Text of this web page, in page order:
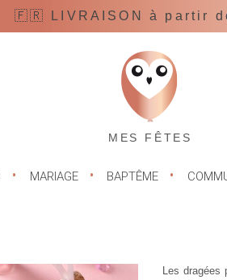
🇫🇷 LIVRAISON à partir
MES FÊTES
MARIAGE BAPTÊME
Les dragées